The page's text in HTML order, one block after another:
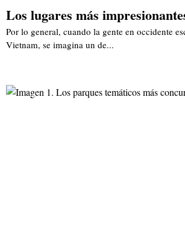
Los lugares más
Por lo general, cuando la gente en occidente
Vietnam, se imagina un de...